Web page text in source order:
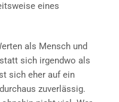
eines
als Mensch und
sich irgendwo als
sich eher auf ein
zuverlässig.